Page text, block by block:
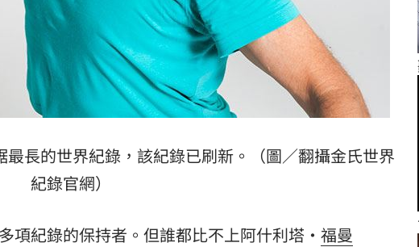
最長的世界紀錄，該紀錄已刷新。（圖／翻攝金氏世界
紀錄官網）
項紀錄的保持者。但誰都比不上阿什利塔· 福曼